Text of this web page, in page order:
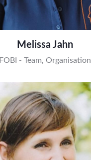
Melissa Jahn
FOBI - Team, Organisation